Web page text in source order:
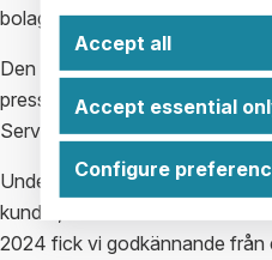
bolagets totala omsättning
Den produktionslina för
pressrelease den 14
Service Center China och
Under fjärde kvartalet 2023
kunder, varav två i Kina. Efter
2024 fick vi godkännande från
Accept all
Accept essential
Configure